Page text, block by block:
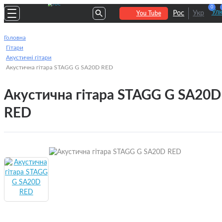
You Tube Рос Укр
0
Головна
Гітари
Акустичні гітари
Акустична гітара STAGG G SA20D RED
Акустична гітара STAGG G SA20D
RED